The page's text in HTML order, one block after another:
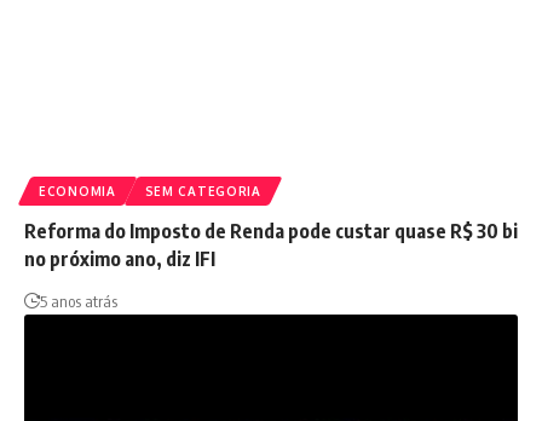
ECONOMIA SEM CATEGORIA
Reforma do Imposto de Renda pode custar quase R$ 30 bi
no próximo ano, diz IFI
5 anos atrás